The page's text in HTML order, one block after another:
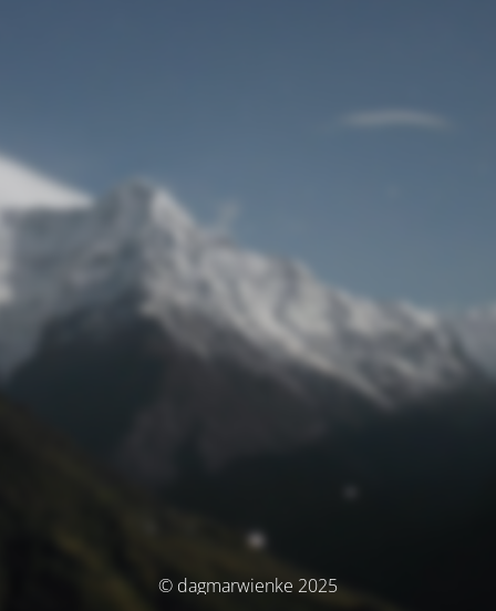
© dagmarwienke 2025